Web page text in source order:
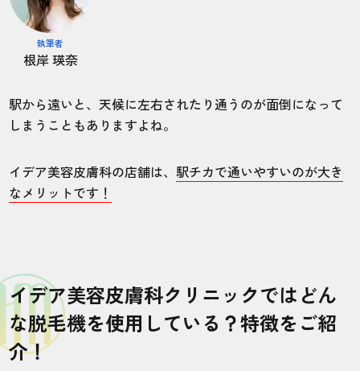
執筆者
根岸 瑛奈
駅から遠いと、天候に左右されたり通うのが面倒になって
しまうこともありますよね。
イデア美容皮膚科の店舗は、 駅チカで通いやすいのが大き
なメリットです！
イデア美容皮膚科クリニックではどん
な脱毛機を使用している？特徴をご紹
介！